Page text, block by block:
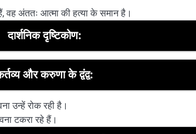
वह अंततः आत्मा की हत्या के समान है।
दार्शनिक दृष्टिकोण:
और करुणा के द्वंद्व:
उन्हें रोक रही है।
टकरा रहे हैं।